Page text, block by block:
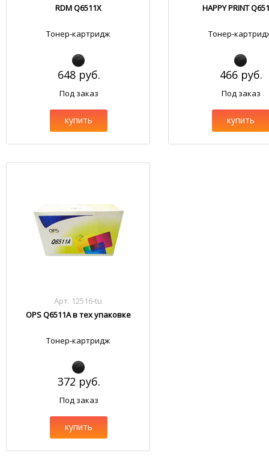
RDM Q6511X
Тонер-картридж
648 руб.
Под заказ
купить
HAPPY PRINT
Тонер-
466 руб.
Под заказ
купить
Арт. 12516-tu
OPS Q6511A в тех упаковке
Тонер-картридж
372 руб.
Под заказ
купить